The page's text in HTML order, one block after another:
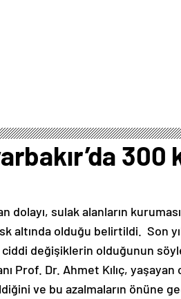
dolayı, sulak alanların
altında olduğu belirtildi. Son
değişiklerin olduğunun
Prof. Dr. Ahmet Kılıç, yaşayan
ve bu azalmaların önüne